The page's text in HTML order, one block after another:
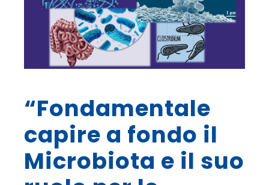
“Fondamentale
capire a fondo il
Microbiota e il suo